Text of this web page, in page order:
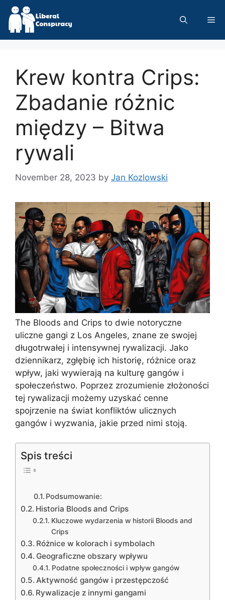
Skip
content
Krew kontra Crips:
Zbadanie różnic
między – Bitwa
rywali
November 28, 2023 by Jan Kozlowski
The Bloods and Crips to dwie notoryczne
uliczne gangi z Los Angeles, znane ze swojej
długotrwałej i intensywnej rywalizacji. Jako
dziennikarz, zgłębię ich historię, różnice oraz
wpływ, jaki wywierają na kulturę gangów i
społeczeństwo. Poprzez zrozumienie złożoności
tej rywalizacji możemy uzyskać cenne
spojrzenie na świat konfliktów ulicznych
gangów i wyzwania, jakie przed nimi stoją.
Spis treści
Podsumowanie:
Historia Bloods and Crips
Kluczowe wydarzenia w historii Bloods and
Crips
Różnice w kolorach i symbolach
Geograficzne obszary wpływu
Podatne społeczności i wpływ gangów
Aktywność gangów i przestępczość
Rywalizacje z innymi gangami